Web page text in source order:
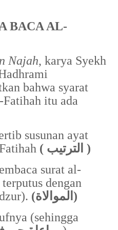
BACA AL-
Najah, karya Syekh
bahwa syarat
itu ada
susunan ayat
( الترتيب )
surat al-
dengan
(الموالاة )
(sehingga